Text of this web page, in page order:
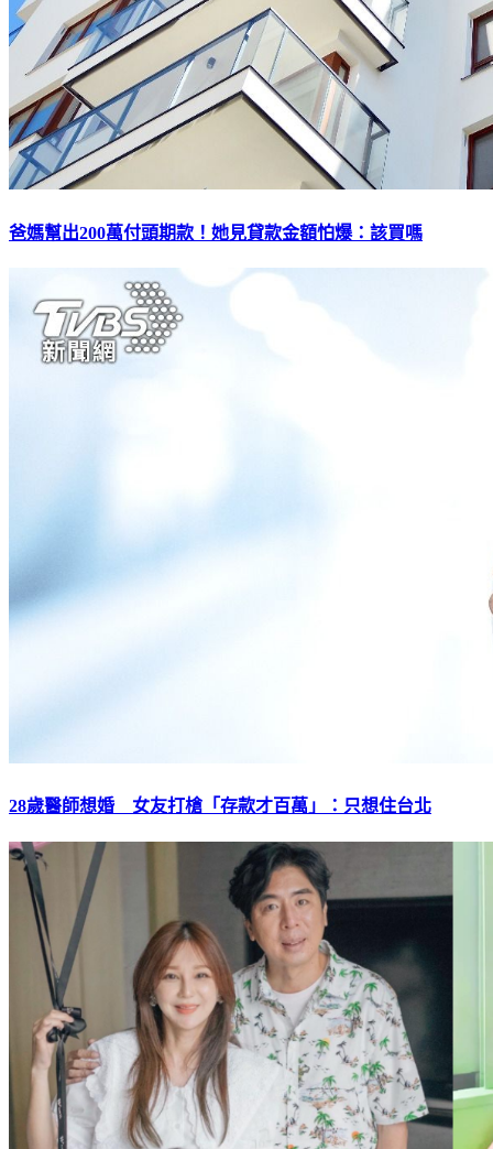
爸媽幫出200萬付頭期款！她見貸款金額怕爆：該買嗎
28歲醫師想婚 女友打槍「存款才百萬」：只想住台北